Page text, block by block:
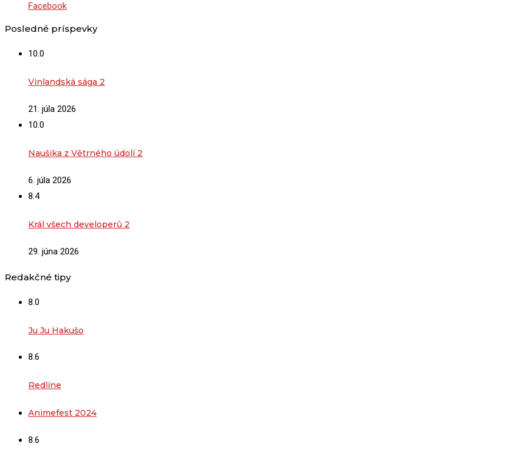
Facebook
Posledné príspevky
10.0
Vinlandská sága 2
21. júla 2026
10.0
Naušika z Větrného údolí 2
6. júla 2026
8.4
Král všech developerů 2
29. júna 2026
Redakčné tipy
8.0
Ju Ju Hakušo
8.6
Redline
Animefest 2024
8.6